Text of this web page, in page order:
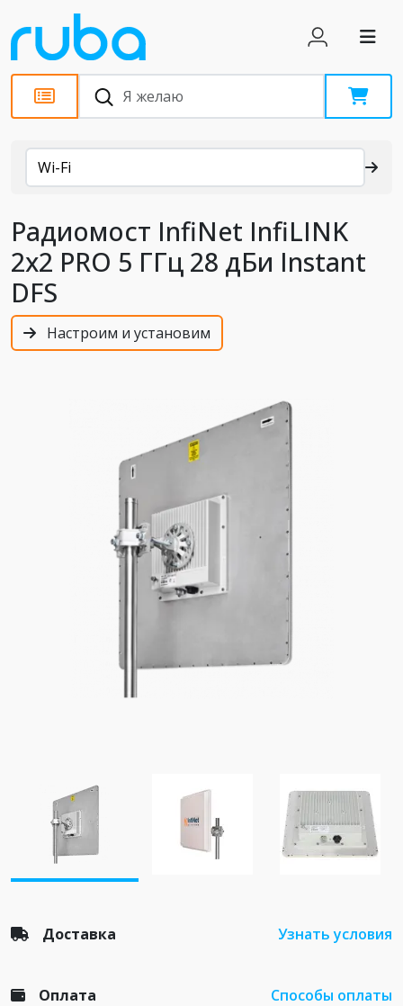
Каталог
Wi-Fi
Радиомост InfiNet InfiLINK
2x2 PRO 5 ГГц 28 дБи Instant
DFS
Настроим и установим
Доставка Узнать условия
Оплата Способы оплаты